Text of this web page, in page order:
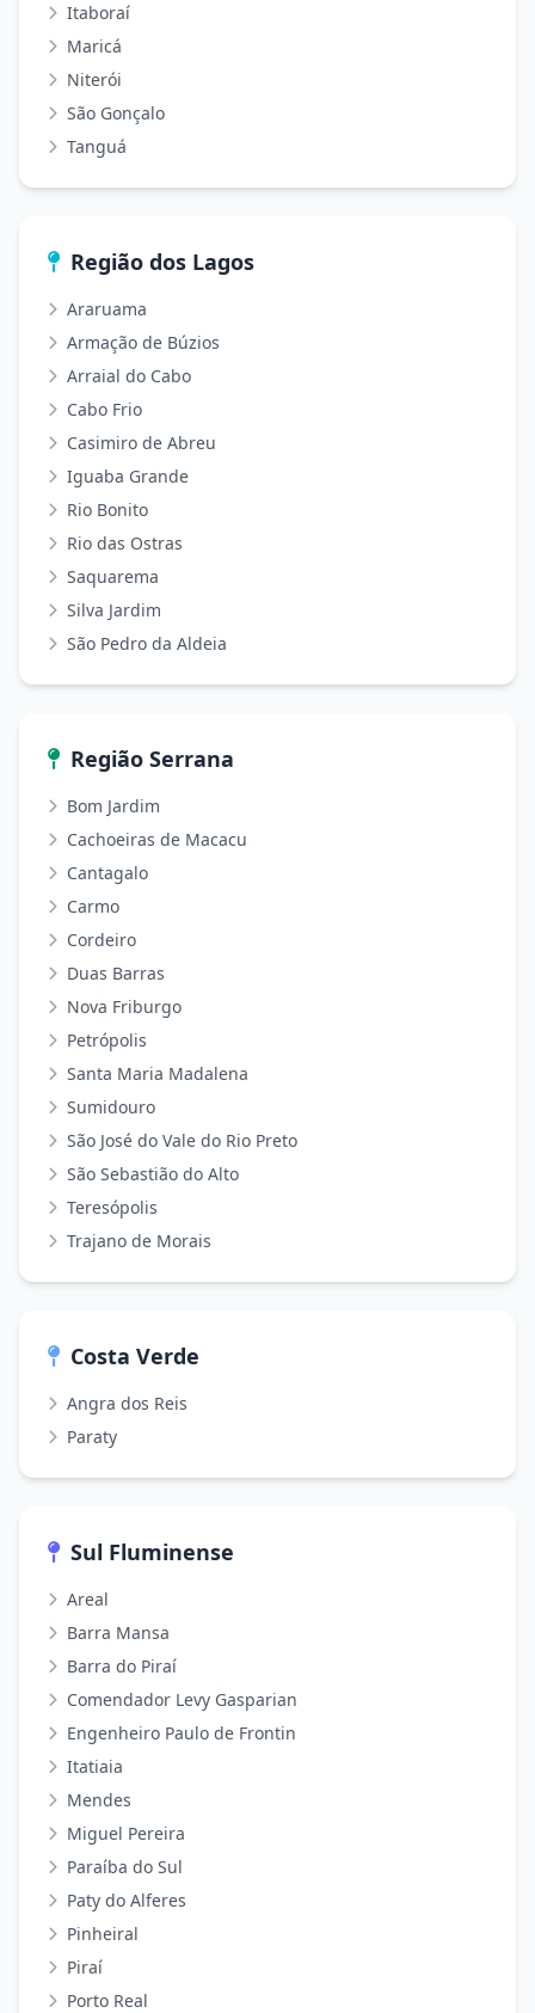
Itaboraí
Maricá
Niterói
São Gonçalo
Tanguá
Região dos Lagos
Araruama
Armação de Búzios
Arraial do Cabo
Cabo Frio
Casimiro de Abreu
Iguaba Grande
Rio Bonito
Rio das Ostras
Saquarema
Silva Jardim
São Pedro da Aldeia
Região Serrana
Bom Jardim
Cachoeiras de Macacu
Cantagalo
Carmo
Cordeiro
Duas Barras
Nova Friburgo
Petrópolis
Santa Maria Madalena
Sumidouro
São José do Vale do Rio Preto
São Sebastião do Alto
Teresópolis
Trajano de Morais
Costa Verde
Angra dos Reis
Paraty
Sul Fluminense
Areal
Barra Mansa
Barra do Piraí
Comendador Levy Gasparian
Engenheiro Paulo de Frontin
Itatiaia
Mendes
Miguel Pereira
Paraíba do Sul
Paty do Alferes
Pinheiral
Piraí
Porto Real